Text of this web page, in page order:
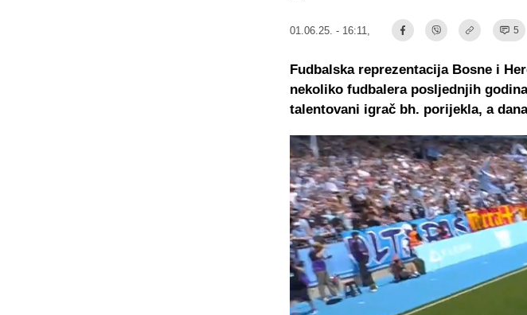
01.06.25. - 16:11, 5
Fudbalska reprezentacija Bosne i
nekoliko fudbalera posljednjih
talentovani igrač bh. porijekla, a